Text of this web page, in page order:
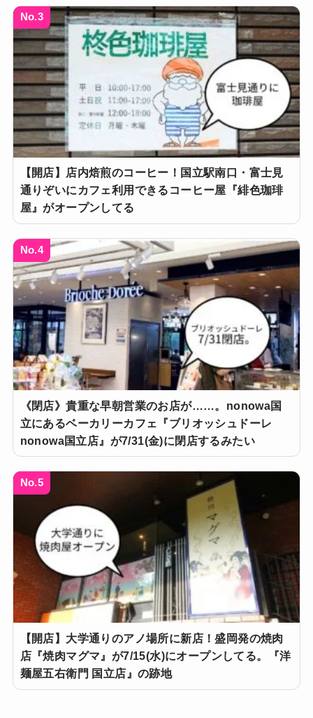
No.3
【開店】店内焙煎のコーヒー！国立駅南口・富士見
通りぞいにカフェ利用できるコーヒー屋『緋色珈琲
屋』がオープンしてる
No.4
《閉店》貴重な早朝営業のお店が……。nonowa国
立にあるベーカリーカフェ『ブリオッシュドーレ
nonowa国立店』が7/31(金)に閉店するみたい
No.5
【開店】大学通りのアノ場所に新店！盛岡発の焼肉
店『焼肉マグマ』が7/15(水)にオープンしてる。『洋
麺屋五右衛門 国立店』の跡地